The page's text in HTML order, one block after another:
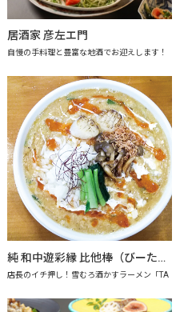
居酒家 彦左エ門
自慢の手料理と豊富な地酒でお迎えします！
純 和中遊彩縁 比他棒（びーたーばん）
店長のイチ押し！雪むろ酒かすラーメン「TA